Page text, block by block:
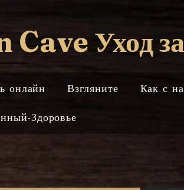
Cave Уход
онлайн Взгляните Как с
Здоровье